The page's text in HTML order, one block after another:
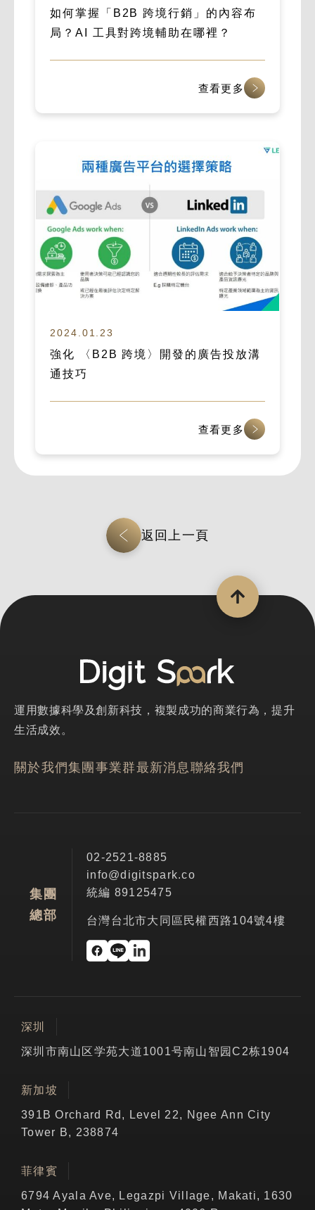
如何掌握「B2B 跨境行銷」的內容布
局？AI 工具對跨境輔助在哪裡？
查看更多
2024.01.23
強化 〈B2B 跨境〉開發的廣告投放溝
通技巧
查看更多
返回上一頁
運用數據科學及創新科技，複製成功的商業行為，提升
生活成效。
關於我們集團事業群最新消息聯絡我們
集團
總部
02-2521-8885
info@digitspark.co
統編 89125475
台灣台北市大同區民權西路104號4樓
深圳
深圳市南山区学苑大道1001号南山智园C2栋1904
新加坡
391B Orchard Rd, Level 22, Ngee Ann City
Tower B, 238874
菲律賓
6794 Ayala Ave, Legazpi Village, Makati, 1630